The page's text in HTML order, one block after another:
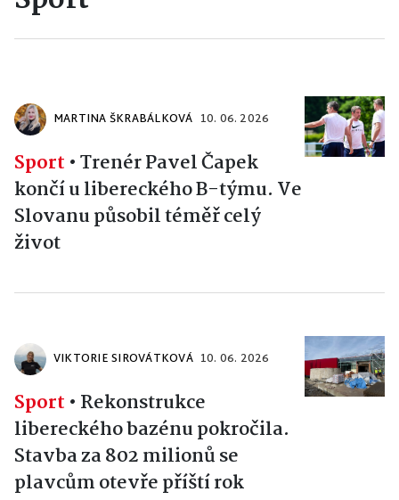
MARTINA ŠKRABÁLKOVÁ 10. 06. 2026
Sport •Trenér Pavel Čapek
končí u libereckého B-týmu. Ve
Slovanu působil téměř celý
život
VIKTORIE SIROVÁTKOVÁ 10. 06. 2026
Sport • Rekonstrukce
libereckého bazénu pokročila.
Stavba za 802 milionů se
plavcům otevře příští rok